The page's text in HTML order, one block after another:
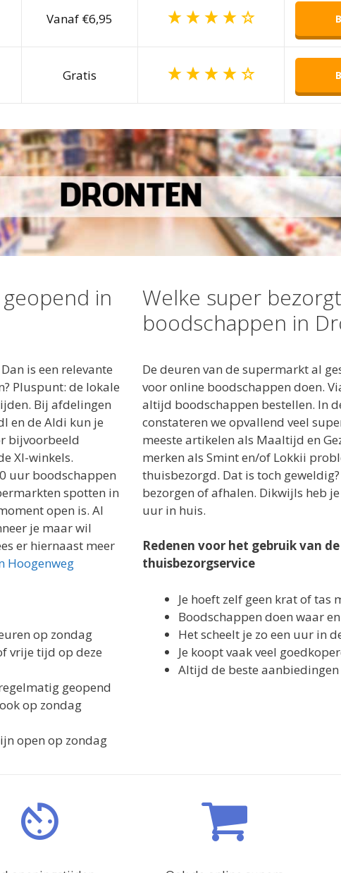
Vanaf €6,95
Gratis
in
is een relevante
Pluspunt: de lokale
Bij afdelingen
en de Aldi kun je
bijvoorbeeld
Xl-winkels.
uur boodschappen
spotten in
open is. Al
je maar wil
er hiernaast meer
Hoogenweg
op zondag
vrije tijd op deze
geopend
op zondag
open op zondag
Welke super bezorgt
boodschappen in
De deuren van de supermarkt al
voor online boodschappen doen.
altijd boodschappen bestellen. In
constateren we opvallend veel
meeste artikelen als Maaltijd en
merken als Smint en/of Lokkii
thuisbezorgd. Dat is toch
bezorgen of afhalen. Dikwijls heb
uur in huis.
Redenen voor het gebruik van
thuisbezorgservice
Je hoeft zelf geen krat of tas
Boodschappen doen waar
Het scheelt je zo een uur in
Je koopt vaak veel
Altijd de beste aanbiedingen